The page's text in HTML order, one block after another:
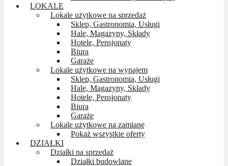
LOKALE
Lokale użytkowe na sprzedaż
Sklep, Gastronomia, Usługi
Hale, Magazyny, Składy
Hotele, Pensjonaty
Biura
Garaże
Lokale użytkowe na wynajem
Sklep, Gastronomia, Usługi
Hale, Magazyny, Składy
Hotele, Pensjonaty
Biura
Garaże
Lokale użytkowe na zamianę
Pokaż wszystkie oferty
DZIAŁKI
Działki na sprzedaż
Działki budowlane